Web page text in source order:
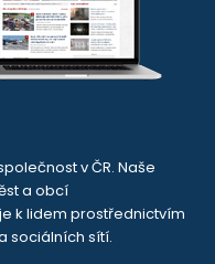
v ČR. Naše
a obcí
k lidem prostřednictvím
sociálních sítí.